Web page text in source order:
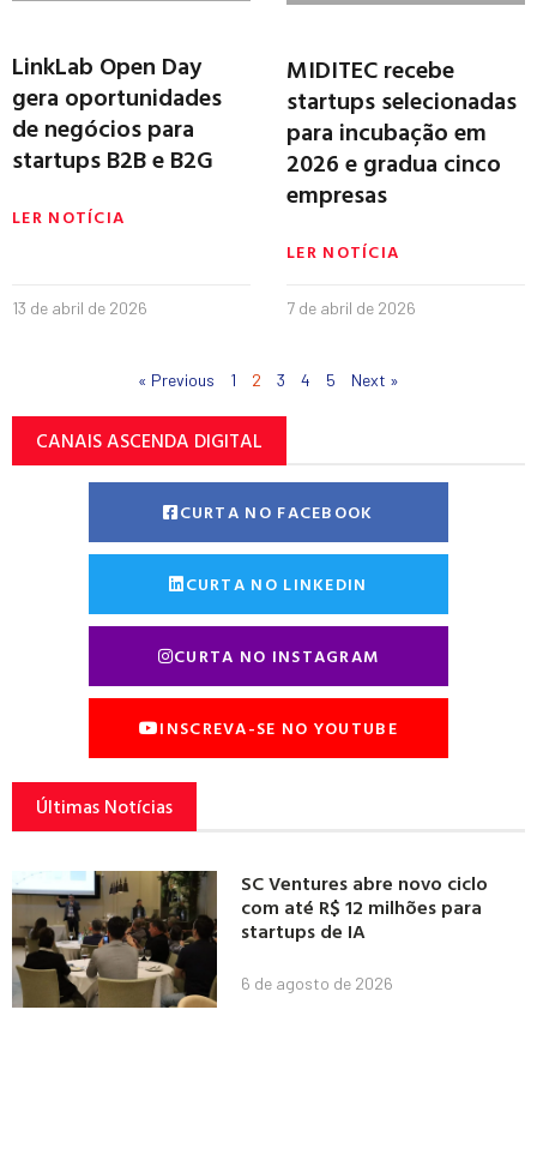
LinkLab Open Day
gera oportunidades
de negócios para
startups B2B e B2G
LER NOTÍCIA
13 de abril de 2026
MIDITEC recebe
startups selecionadas
para incubação em
2026 e gradua cinco
empresas
LER NOTÍCIA
7 de abril de 2026
« Previous 1 2 3 4 5 Next »
CANAIS ASCENDA DIGITAL
CURTA NO FACEBOOK
CURTA NO LINKEDIN
CURTA NO INSTAGRAM
INSCREVA-SE NO YOUTUBE
Últimas Notícias
SC Ventures abre novo ciclo
com até R$ 12 milhões para
startups de IA
6 de agosto de 2026